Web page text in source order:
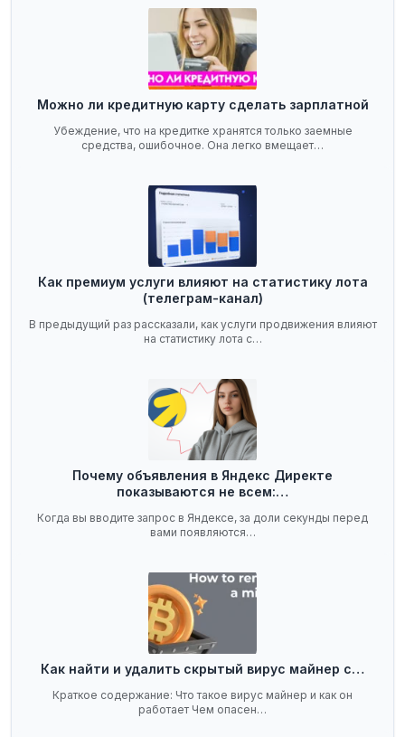
Можно ли кредитную карту сделать зарплатной
Убеждение, что на кредитке хранятся только заемные
средства, ошибочное. Она легко вмещает…
Как премиум услуги влияют на статистику лота
(телеграм-канал)
В предыдущий раз рассказали, как услуги продвижения влияют
на статистику лота с…
Почему объявления в Яндекс Директе
показываются не всем:…
Когда вы вводите запрос в Яндексе, за доли секунды перед
вами появляются…
Как найти и удалить скрытый вирус майнер с…
Краткое содержание: Что такое вирус майнер и как он
работает Чем опасен…